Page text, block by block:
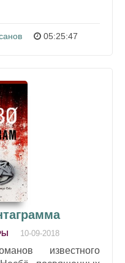
05:25:47
10-09-2018
известного